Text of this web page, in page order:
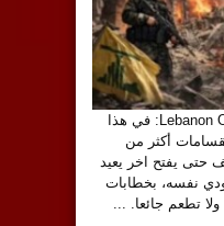
كتب محسن السقال- Lebanon On Time: في هذا
أكثر من
حتى يفتح اخر يعيد
نفسه، بخطابات
تطعم جائعا. ...